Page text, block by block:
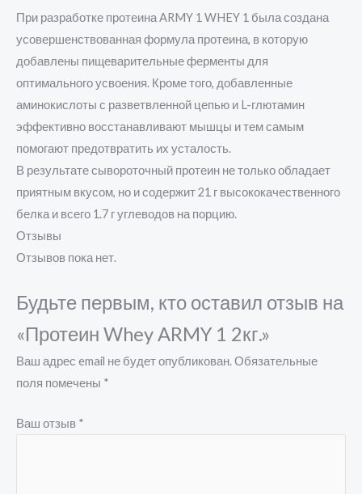
При разработке протеина ARMY 1 WHEY 1 была создана
усовершенствованная формула протеина, в которую
добавлены пищеварительные ферменты для
оптимального усвоения. Кроме того, добавленные
аминокислоты с разветвленной цепью и L-глютамин
эффективно восстанавливают мышцы и тем самым
помогают предотвратить их усталость.
В результате сывороточный протеин не только обладает
приятным вкусом, но и содержит 21 г высококачественного
белка и всего 1.7 г углеводов на порцию.
Отзывы
Отзывов пока нет.
Будьте первым, кто оставил отзыв на
«Протеин Whey ARMY 1 2кг.»
Ваш адрес email не будет опубликован.Обязательные
поля помечены *
Ваш отзыв *